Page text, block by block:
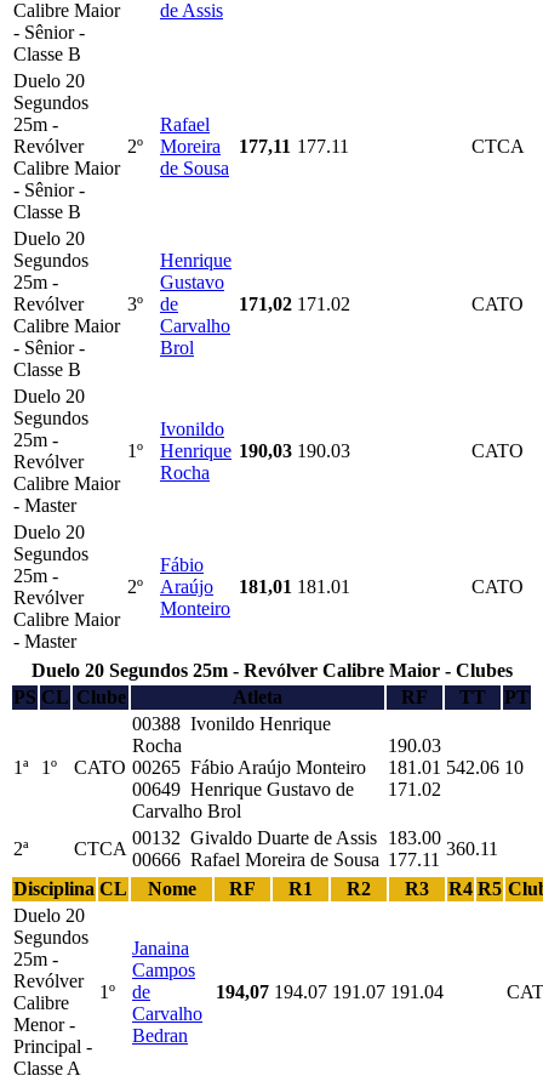
Calibre Maior
- Sênior -
Classe B
de Assis
Duelo 20
Segundos
25m -
Revólver
Calibre Maior
- Sênior -
Classe B
2º
Rafael
Moreira
de Sousa
177,11 177.11 CTCA
Duelo 20
Segundos
25m -
Revólver
Calibre Maior
- Sênior -
Classe B
3º
Henrique
Gustavo
de
Carvalho
Brol
171,02 171.02 CATO
Duelo 20
Segundos
25m -
Revólver
Calibre Maior
- Master
1º
Ivonildo
Henrique
Rocha
190,03 190.03 CATO
Duelo 20
Segundos
25m -
Revólver
Calibre Maior
- Master
2º
Fábio
Araújo
Monteiro
181,01 181.01 CATO
Duelo 20 Segundos 25m - Revólver Calibre Maior - Clubes
PS CL Clube Atleta RF TT PT
1ª 1º CATO
00388 Ivonildo Henrique
Rocha
00265 Fábio Araújo Monteiro
00649 Henrique Gustavo de
Carvalho Brol
190.03
181.01
171.02
542.06 10
2ª CTCA
00132 Givaldo Duarte de Assis
00666 Rafael Moreira de Sousa
183.00
177.11
360.11
Disciplina CL Nome RF R1 R2 R3 R4 R5
Duelo 20
Segundos
25m -
Revólver
Calibre
Menor -
Principal -
Classe A
1º
Janaina
Campos
de
Carvalho
Bedran
194,07 194.07 191.07 191.04